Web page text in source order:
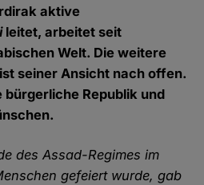
aktive
leitet, arbeitet seit
Welt. Die weitere
seiner Ansicht nach offen.
Republik und
des Assad-Regimes im
gefeiert wurde, gab